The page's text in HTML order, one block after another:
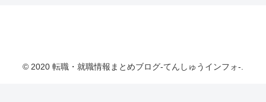
© 2020 転職・就職情報まとめブログ-てんしゅうインフォ-.